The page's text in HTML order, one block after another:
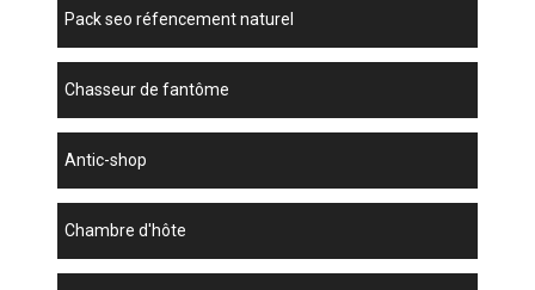
pack seo réfencement naturel
chasseur de fantôme
antic-shop
chambre d'hôte